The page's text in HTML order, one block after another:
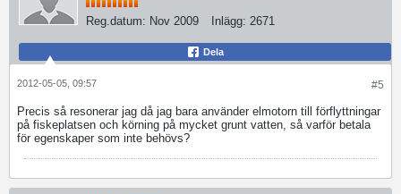
Reg.datum: Nov 2009 Inlägg: 2671
Dela
#5
2012-05-05, 09:57
Precis så resonerar jag då jag bara använder elmotorn till förflyttningar
på fiskeplatsen och körning på mycket grunt vatten, så varför betala
för egenskaper som inte behövs?